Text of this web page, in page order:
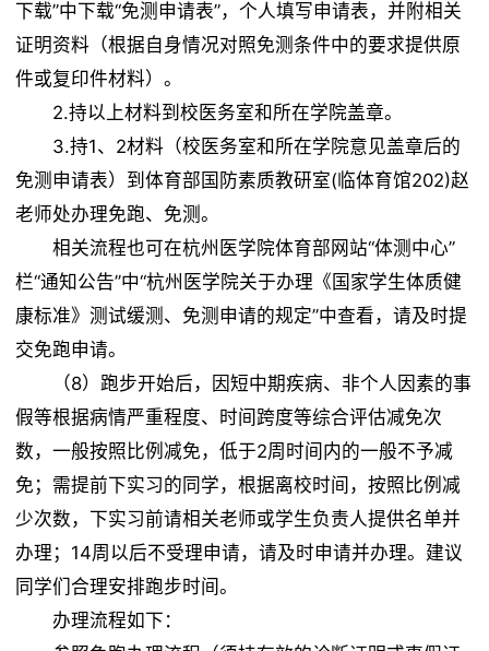
下载”中下载“免测申请表”，个人填写申请表，并附相关
证明资料（根据自身情况对照免测条件中的要求提供原
件或复印件材料）。
2.持以上材料到校医务室和所在学院盖章。
3.持1、2材料（校医务室和所在学院意见盖章后的
免测申请表）到体育部国防素质教研室(临体育馆202)赵
老师处办理免跑、免测。
相关流程也可在杭州医学院体育部网站“体测中心”
栏“通知公告”中“杭州医学院关于办理《国家学生体质健
康标准》测试缓测、免测申请的规定”中查看，请及时提
交免跑申请。
（8）跑步开始后，因短中期疾病、非个人因素的事
假等根据病情严重程度、时间跨度等综合评估减免次
数，一般按照比例减免，低于2周时间内的一般不予减
免；需提前下实习的同学，根据离校时间，按照比例减
少次数，下实习前请相关老师或学生负责人提供名单并
办理；14周以后不受理申请，请及时申请并办理。建议
同学们合理安排跑步时间。
办理流程如下：